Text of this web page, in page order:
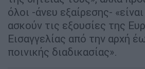
ασκούν τις εξουσίες της
Εισαγγελίας από την αρχή
ποινικής διαδικασίας».